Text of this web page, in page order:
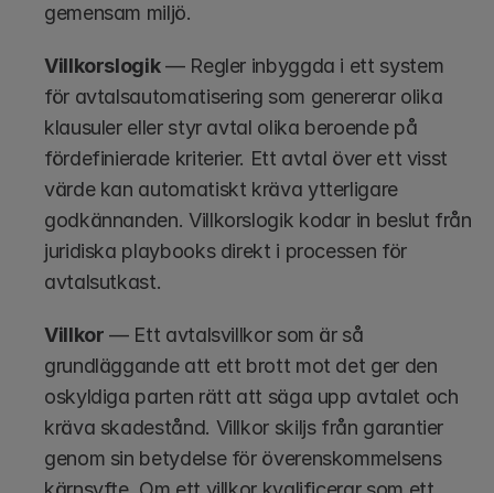
gemensam miljö.
Villkorslogik — Regler inbyggda i ett system
för avtalsautomatisering som genererar olika
klausuler eller styr avtal olika beroende på
fördefinierade kriterier. Ett avtal över ett visst
värde kan automatiskt kräva ytterligare
godkännanden. Villkorslogik kodar in beslut från
juridiska playbooks direkt i processen för
avtalsutkast.
Villkor — Ett avtalsvillkor som är så
grundläggande att ett brott mot det ger den
oskyldiga parten rätt att säga upp avtalet och
kräva skadestånd. Villkor skiljs från garantier
genom sin betydelse för överenskommelsens